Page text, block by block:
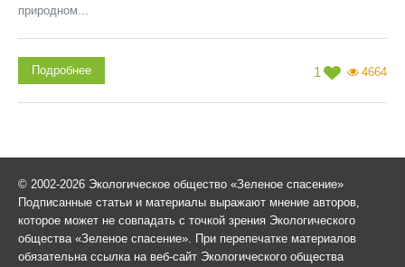
природном...
1 4664
Подробнее
© 2002-2026 Экологическое общество «Зеленое спасение»
Подписанные статьи и материалы выражают мнение авторов,
которое может не совпадать с точкой зрения Экологического
общества «Зеленое спасение». При перепечатке материалов
обязательна ссылка на веб-сайт Экологического общества